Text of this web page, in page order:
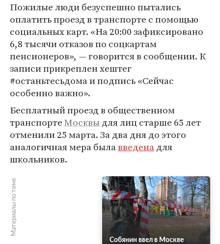
Пожилые люди безуспешно пытались
оплатить проезд в транспорте с помощью
социальных карт. «На 20:00 зафиксировано
6,8 тысячи отказов по соцкартам
пенсионеров», — говорится в сообщении. К
записи прикреплен хештег
#останьтесьдома и подпись «Сейчас
особенно важно».
Бесплатный проезд в общественном
транспортеМосквыдля лиц старше 65 лет
отменили 25 марта. За два дня до этого
аналогичная мера былавведенадля
школьников.
Материалы по теме
Собянин ввел в Москве